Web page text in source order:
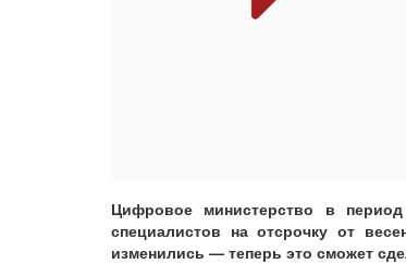
Цифровое министерство в
специалистов на отсрочку от
изменились — теперь это сможет